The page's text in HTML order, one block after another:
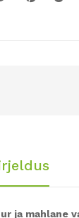
ja mahlane